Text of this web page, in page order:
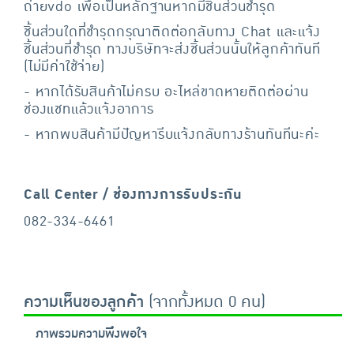
ถ่ายvdo เพื่อเป็นหลักฐานหากมีชิ้นส่วนชำรุด
ชิ้นส่วนใดที่ชำรุดกรุณาติดต่อกลับทาง Chat และแจ้ง
ชิ้นส่วนที่ชำรุด ทางบริษัทจะส่งชิ้นส่วนนั้นให้ลูกค้าทันที
(ไม่มีค่าใช้จ่าย)
- หากได้รับสินค้าไม่ครบ อะไหล่ขาดหายติดต่อผ่าน
ช่องแชทแล้วแจ้งอาการ
- หากพบสินค้ามีปัญหารีบแจ้งกลับทางร้านทันทีนะค่ะ
Call Center / ช่องทางการรับประกัน
082-334-6461
ความเห็นของลูกค้า (จากทั้งหมด 0 คน)
ภาพรวมความพึงพอใจ